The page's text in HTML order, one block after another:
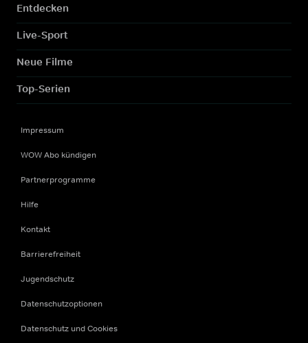
Entdecken
Live-Sport
Neue Filme
Top-Serien
Impressum
WOW Abo kündigen
Partnerprogramme
Hilfe
Kontakt
Barrierefreiheit
Jugendschutz
Datenschutzoptionen
Datenschutz und Cookies